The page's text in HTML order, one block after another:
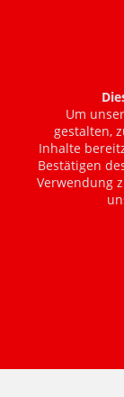
Um
gestalten,
Inhalte
Bestätigen
Verwendung